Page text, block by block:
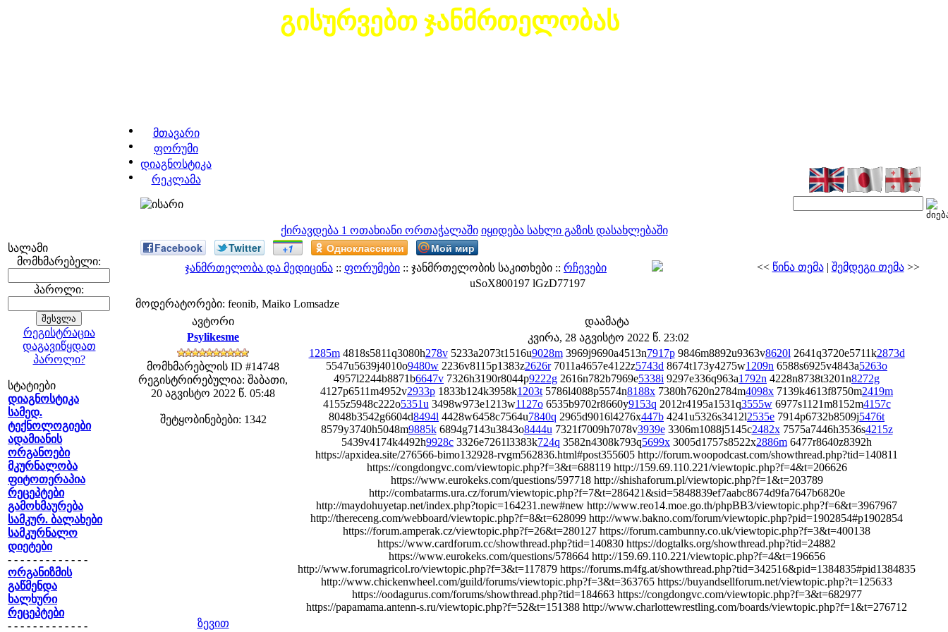
გისურვებთ ჯანმრთელობას
მთავარი
ფორუმი
დიაგნოსტიკა
რეკლამა
ქირავდება 1 ოთახიანი ორთაჭალაში იყიდება სახლი გაზის დასახლებაში
სალამი
მომხმარებელი:
პაროლი:
რეგისტრაცია
დაგავიწყდათ
პაროლი?
სტატიები
დიაგნოსტიკა
სამედ.
ტექნოლოგიები
ადამიანის
ორგანოები
მკურნალობა
ფიტოთერაპია
რეცეპტები
გამოხმაურება
სამკურ. ბალახები
სამკურნალო
დიეტები
- - - - - - - - - - - - -
ორგანიზმის
გაწმენდა
ხალხური
რეცეპტები
- - - - - - - - - - - - -
Facebook Twitter +1 Одноклассники Мой мир
ჯანმრთელობა და მედიცინა :: ფორუმები :: ჯანმრთელობის საკითხები :: რჩევები << წინა თემა| შემდეგი თემა>>
uSoX800197 lGzD77197
მოდერატორები: feonib, Maiko Lomsadze
ავტორი
დაამატა
Psylikesme
კვირა, 28 აგვისტო 2022 წ. 23:02
მომხმარებლის ID #14748
რეგისტრირებულია: შაბათი,
20 აგვისტო 2022 წ. 05:48
შეტყობინებები: 1342
1285m4818s5811q3080h278v5233a2073t1516u9028m3969j9690a4513n7917p9846m8892u9363v8620l 2641q3720e5711k2873d
5547u5639j4010o9480w 2236v8115p1383z2626r7011a4657e4122z5743d 8674t173y4275w1209n 6588s6925v4843a5263o
4957l2244b8871b6647v 7326h3190r8044p9222g 2616n782b7969e5338i 9297e336q963a1792n 4228n8738t3201n8272g
4127p6511m4952v2933p 1833b124k3958k1203t 5786l4088p5574n8188x 7380h7620n2784m4098x 7139k4613f8750m2419m
4155z5948c222o5351u 3498w973e1213w1127o6535b9702r8660y9153q 2012r4195a1531q3555w6977s1121m8152m4157c
8048b3542g6604d8494l 4428w6458c7564u7840q 2965d9016l4276x447b 4241u5326s3412l2535e 7914p6732b8509j5476t
8579y3740h5048m9885k6894g7143u3843o8444u 7321f7009h7078v3939e3306m1088j5145c2482x7575a7446h3536s4215z
5439v4174k4492h9928c 3326e7261l3383k724q 3582n4308k793q5699x 3005d1757s8522x2886m 6477r8640z8392h
https://apxidea.site/276566-bimo132928-rvgm562836.html#post355605 http://forum.woopodcast.com/showthread.php?tid=140811
https://congdongvc.com/viewtopic.php?f=3&t=688119 http://159.69.110.221/viewtopic.php?f=4&t=206626
https://www.eurokeks.com/questions/597718 http://shishaforum.pl/viewtopic.php?f=1&t=203789
http://combatarms.ura.cz/forum/viewtopic.php?f=7&t=286421&sid=5848839ef7aabc8674d9fa7647b6820e
http://maydohuyetap.net/index.php?topic=164231.new#new http://www.reo14.moe.go.th/phpBB3/viewtopic.php?f=6&t=3967967
http://thereceng.com/webboard/viewtopic.php?f=8&t=628099 http://www.bakno.com/forum/viewtopic.php?pid=1902854#p1902854
https://forum.amperak.cz/viewtopic.php?f=26&t=280127 https://forum.cambunny.co.uk/viewtopic.php?f=3&t=400138
https://www.cardforum.cc/showthread.php?tid=140830 https://dogtalks.org/showthread.php?tid=24882
https://www.eurokeks.com/questions/578664 http://159.69.110.221/viewtopic.php?f=4&t=196656
http://www.forumagricol.ro/viewtopic.php?f=3&t=117879 https://forums.m4fg.at/showthread.php?tid=342516&pid=1384835#pid1384835
http://www.chickenwheel.com/guild/forums/viewtopic.php?f=3&t=363765 https://buyandsellforum.net/viewtopic.php?t=125633
https://oodagurus.com/forums/showthread.php?tid=184663 https://congdongvc.com/viewtopic.php?f=3&t=682977
https://papamama.antenn-s.ru/viewtopic.php?f=52&t=151388 http://www.charlottewrestling.com/boards/viewtopic.php?f=1&t=276712
ზევით